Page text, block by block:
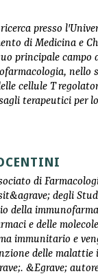
presso
di Medicina e
principale campo
nello
cellule T
terapeutici per
di
degli
della
e delle
immunitario e
delle
&Egrave;